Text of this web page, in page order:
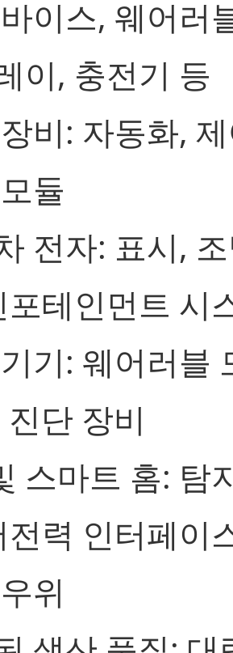
이스, 웨어러
이, 충전기 등
비: 자동화,
듈
전자: 표시,
포테인먼트 시
기: 웨어러블
단 장비
스마트 홈: 탐
전력 인터페이
위